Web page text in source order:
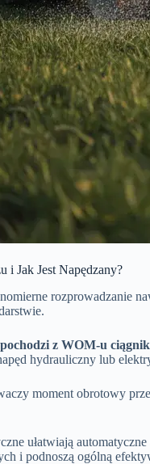
i Jak Jest Napędzany?
rozprowadzanie
z WOM-u
hydrauliczny lub
moment obrotowy
ułatwiają
i podnoszą ogólną